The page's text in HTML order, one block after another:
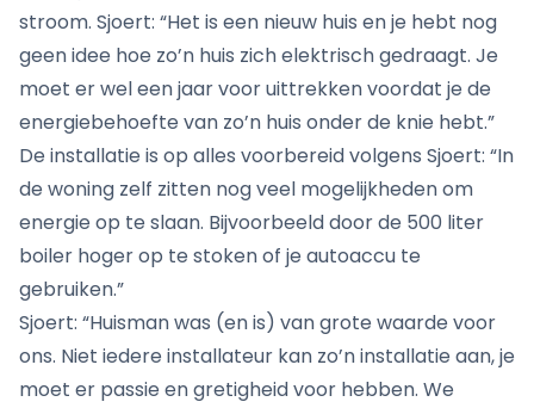
stroom. Sjoert: “Het is een nieuw huis en je hebt nog
geen idee hoe zo’n huis zich elektrisch gedraagt. Je
moet er wel een jaar voor uittrekken voordat je de
energiebehoefte van zo’n huis onder de knie hebt.”
De installatie is op alles voorbereid volgens Sjoert: “In
de woning zelf zitten nog veel mogelijkheden om
energie op te slaan. Bijvoorbeeld door de 500 liter
boiler hoger op te stoken of je autoaccu te
gebruiken.”
Sjoert: “Huisman was (en is) van grote waarde voor
ons. Niet iedere installateur kan zo’n installatie aan, je
moet er passie en gretigheid voor hebben. We